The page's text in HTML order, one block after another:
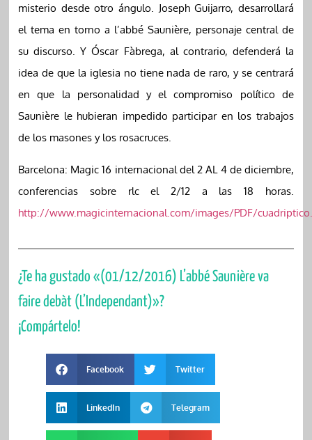
misterio desde otro ángulo. Joseph Guijarro, desarrollará
el tema en torno a l’abbé Saunière, personaje central de
su discurso. Y Óscar Fàbrega, al contrario, defenderá la
idea de que la iglesia no tiene nada de raro, y se centrará
en que la personalidad y el compromiso político de
Saunière le hubieran impedido participar en los trabajos
de los masones y los rosacruces.
Barcelona: Magic 16 internacional del 2 AL 4 de diciembre,
conferencias sobre rlc el 2/12 a las 18 horas.
http://www.magicinternacional.com/images/PDF/
¿Te ha gustado «(01/12/2016) L’abbé Saunière va
faire debàt (L’Independant)»?
¡Compártelo!
Facebook Twitter
LinkedIn Telegram